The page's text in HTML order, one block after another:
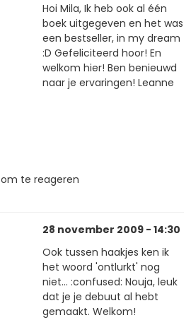
Hoi Mila, Ik heb ook al één
boek uitgegeven en het was
een bestseller, in my dream
:D Gefeliciteerd hoor! En
welkom hier! Ben benieuwd
naar je ervaringen! Leanne
om te reageren
28 november 2009 - 14:30
Ook tussen haakjes ken ik
het woord 'ontlurkt' nog
niet... :confused: Nouja, leuk
dat je je debuut al hebt
gemaakt. Welkom!